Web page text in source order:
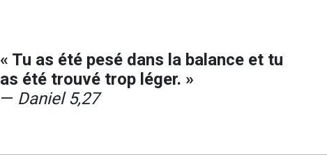
« Tu as été pesé dans la balance et tu
as été trouvé trop léger. »
— Daniel 5,27